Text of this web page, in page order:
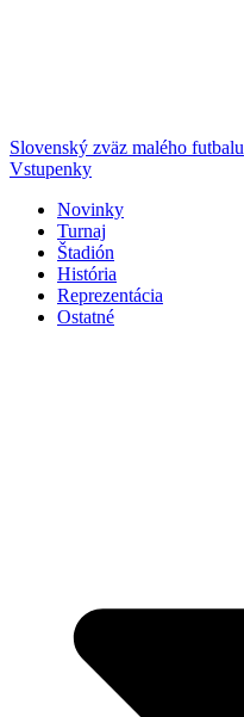
Slovenský zväz malého futbalu
Vstupenky
Novinky
Turnaj
Štadión
História
Reprezentácia
Ostatné